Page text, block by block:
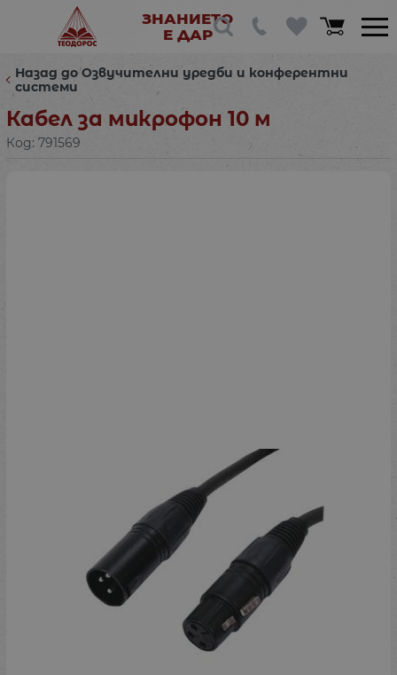
ЗНАНИЕТО
Е ДАР
Назад до Озвучителни уредби и конферентни
системи
Кабел за микрофон 10 м
Код: 791569